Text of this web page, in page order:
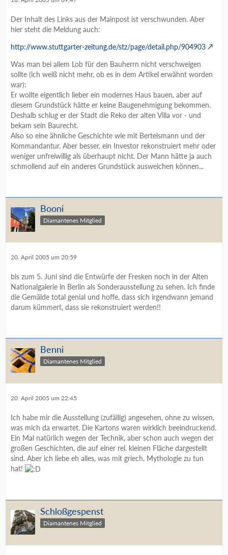
Der Inhalt des Links aus der Mainpost ist verschwunden. Aber
hier steht die Meldung auch:
http://www.stuttgarter-zeitung.de/stz/page/detail.php/904903
Was man bei allem Lob für den Bauherrn nicht verschweigen
sollte (ich weiß nicht mehr, ob es in dem Artikel erwähnt worden
war):
Er wollte eigentlich lieber ein modernes Haus bauen, aber auf
diesem Grundstück hätte er keine Baugenehmigung bekommen.
Deshalb schlug er der Stadt die Reko der alten Villa vor - und
bekam sein Baurecht.
Also so eine ähnliche Geschichte wie mit Bertelsmann und der
Kommandantur. Aber besser, ein Investor rekonstruiert mehr oder
weniger unfreiwillig als überhaupt nicht. Der Mann hätte ja auch
schmollend auf ein anderes Grundstück ausweichen können...
Booni
Diamantenes Mitglied
20. April 2005 um 20:59
bis zum 5. Juni sind die Entwürfe der Fresken noch in der Alten
Nationalgalerie in Berlin als Sonderausstellung zu sehen. Ich finde
die Gemälde total genial und hoffe, dass sich irgendwann jemand
darum kümmert, dass sie rekonstruiert werden!!
Benni
Diamantenes Mitglied
20. April 2005 um 22:45
Ich habe mir die Ausstellung (zufällig) angesehen, ohne zu wissen,
was mich da erwartet. Die Kartons waren wirklich beeindruckend.
Ein Mal natürlich wegen der Technik, aber schon auch wegen der
großen Geschichten, die auf einer rel. kleinen Fläche dargestellt
sind. Aber ich liebe eh alles, was mit griech. Mythologie zu tun
hat!
Schloßgespenst
Diamantenes Mitglied